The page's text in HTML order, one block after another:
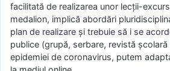
facilitată de realizarea unor lecţii-
medalion, implică abordări
plan de realizare şi trebuie să i se
publice (grupă, serbare, revistă
epidemiei de coronavirus, putem